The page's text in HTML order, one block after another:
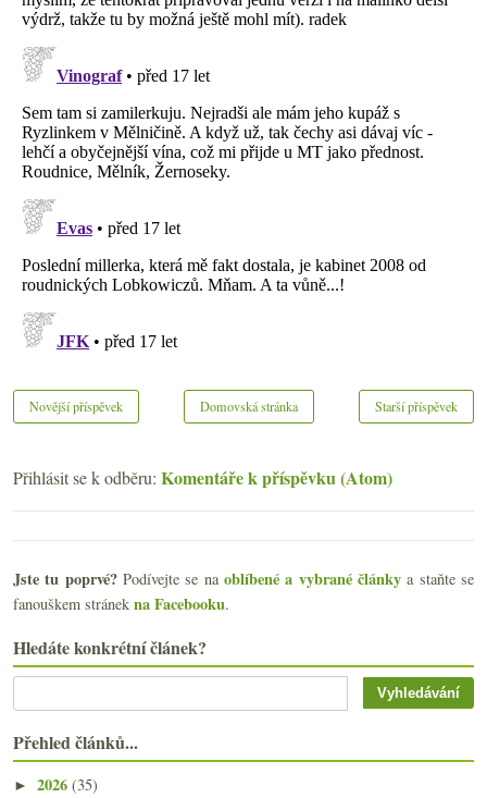
Novější příspěvek Starší příspěvek
Domovská stránka
Přihlásit se k odběru: Komentáře k příspěvku (Atom)
Jste tu poprvé?Podívejte se naoblíbené a vybrané články a staňte se
fanouškem stránek na Facebooku.
Hledáte konkrétní článek?
Přehled článků...
► 2026 (35)